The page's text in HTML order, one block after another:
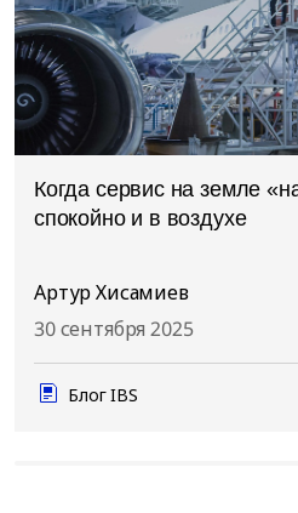
Когда сервис на земле
спокойно и в воздухе
Артур Хисамиев
30 сентября 2025
Блог IBS